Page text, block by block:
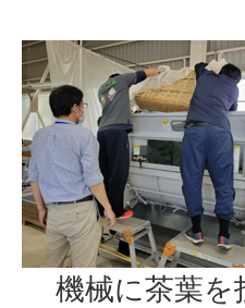
機械に茶葉を